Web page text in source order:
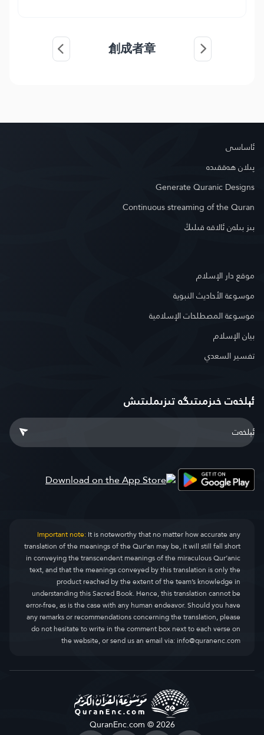
創成者章
ئاساسى
پىلان ھەققىدە
Generate Quranic Designs
Continuous streaming of the Quran
بىز بىلەن ئالاقە قىلىڭ
موقع دار الإسلام
موسوعة الأحاديث النبوية
موسوعة المصطلحات الإسلامية
بيان الإسلام
تفسير السعدي
ئېلخەت خىزمىتىگە تىزىملىتىش
Important note:It is noteworthy that no matter how accurate any
translation of the meanings of the Qur’an may be, it will still fall short
in conveying the transcendent meanings of the miraculous Qur’anic
text, and that the meanings conveyed by this translation is only the
product reached by the extent of the team’s knowledge in
understanding this Sacred Book. Hence, this translation cannot be
error-free, as is the case with any human endeavor. Should you have
any remarks or recommendations concerning the translation, please
do not hesitate to write in the comment box next to each verse on
the website, or send us an email via:info@quranenc.com
QuranEnc.com © 2026